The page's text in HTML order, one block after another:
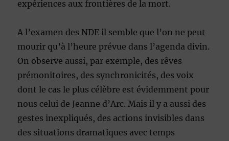
expériences aux frontières de la mort.
A l’examen des NDE il semble que l’on ne peut
mourir qu’à l’heure prévue dans l’agenda divin.
On observe aussi, par exemple, des rêves
prémonitoires, des synchronicités, des voix
dont le cas le plus célèbre est évidemment pour
nous celui de Jeanne d’Arc. Mais il y a aussi des
gestes inexpliqués, des actions invisibles dans
des situations dramatiques avec temps